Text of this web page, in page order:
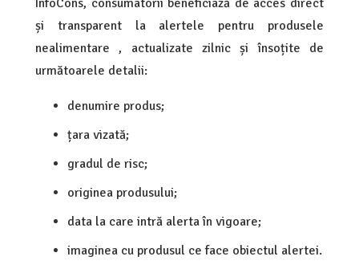
gradul de risc;
originea produsului;
data la care intră alerta în vigoare;
InfoCons, consumatorii beneficiază de acces direct
și transparent la alertele pentru produsele
nealimentare , actualizate zilnic și însoțite de
următoarele detalii:
denumire produs;
țara vizată;
gradul de risc;
originea produsului;
data la care intră alerta în vigoare;
imaginea cu produsul ce face obiectul alertei.